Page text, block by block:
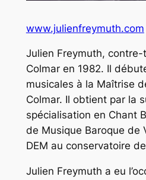
www.julienfreymuth.com
Julien Freymuth, contre-
Colmar en 1982. Il
musicales à la Maîtrise
Colmar. Il obtient par la
spécialisation en Chant
de Musique Baroque de
DEM au conservatoire
Julien Freymuth a eu